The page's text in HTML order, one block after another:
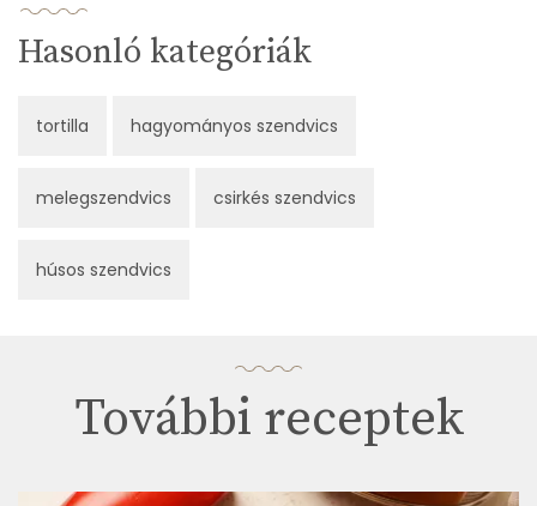
Hasonló kategóriák
tortilla hagyományos szendvics
melegszendvics csirkés szendvics
húsos szendvics
További receptek